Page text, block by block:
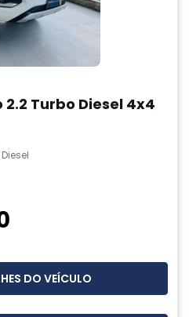
Turbo Diesel 4x4
Diesel
DO VEÍCULO